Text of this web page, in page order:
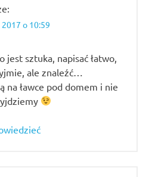
o 10:59
jest sztuka, napisać łatwo,
ale znaleźć…
na ławce pod domem i nie